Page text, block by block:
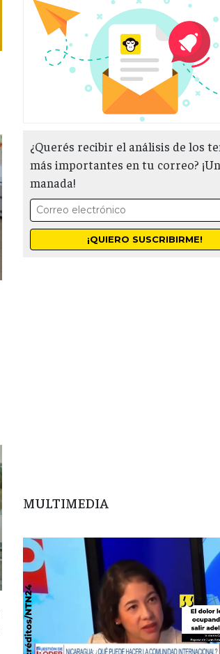
¿Querés recibir el análisis de los
más importantes en tu correo?
manada!
MULTIMEDIA